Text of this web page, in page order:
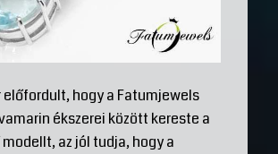
előfordult, hogy a Fatumjewels
ékszerei között kereste a
az jól tudja, hogy a